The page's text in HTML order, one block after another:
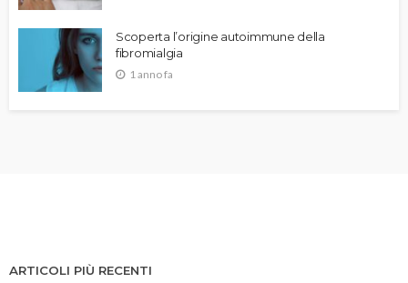
Scoperta l’origine autoimmune della
fibromialgia
1 anno fa
ARTICOLI PIÙ RECENTI